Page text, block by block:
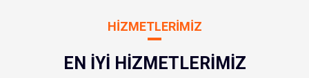
HIZMETLERIMIZ
EN İYI HIZMETLERIMIZ